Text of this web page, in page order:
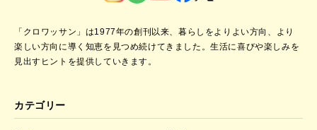
「クロワッサン」は1977年の創刊以来、暮らしをよりよい方向、より
楽しい方向に導く知恵を見つめ続けてきました。生活に喜びや楽しみを
見出すヒントを提供していきます。
カテゴリー